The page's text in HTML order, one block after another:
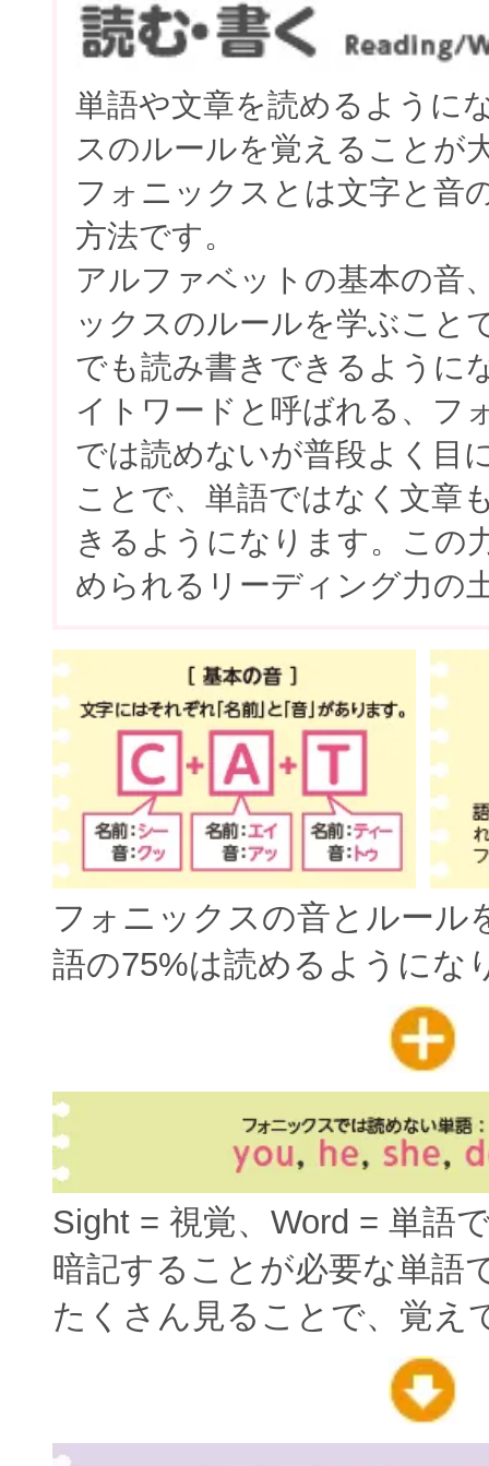
単語や文章を読めるように
スのルールを覚えることが
フォニックスとは文字と音
方法です。
アルファベットの基本の音
ックスのルールを学ぶこと
でも読み書きできるように
イトワードと呼ばれる、フ
では読めないが普段よく目
ことで、単語ではなく文章
きるようになります。この
められるリーディング力の
フォニックスの音とルール
語の75%は読めるようにな
Sight = 視覚、Word = 単語
暗記することが必要な単語
たくさん見ることで、覚え